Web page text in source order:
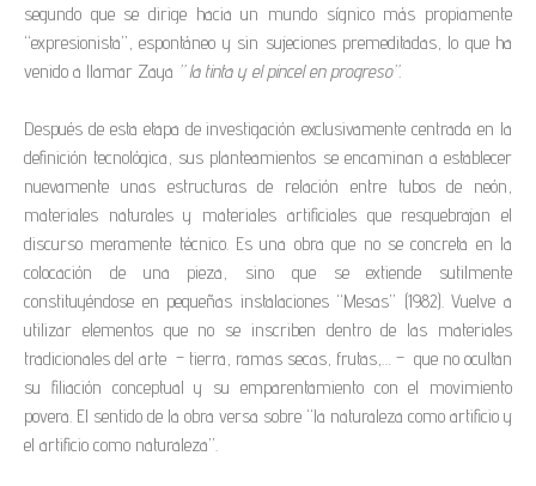
segundo que se dirige hacia un mundo sígnico más propiamente
“expresionista”, espontáneo y sin sujeciones premeditadas, lo que ha
venido a llamar Zaya ” la tinta y el pincel en progreso”.
Después de esta etapa de investigación exclusivamente centrada en la
definición tecnológica, sus planteamientos se encaminan a establecer
nuevamente unas estructuras de relación entre tubos de neón,
materiales naturales y materiales artificiales que resquebrajan el
discurso meramente técnico. Es una obra que no se concreta en la
colocación de una pieza, sino que se extiende sutilmente
constituyéndose en pequeñas instalaciones “Mesas” (1982). Vuelve a
utilizar elementos que no se inscriben dentro de las materiales
tradicionales del arte – tierra, ramas secas, frutas,… – que no ocultan
su filiación conceptual y su emparentamiento con el movimiento
povera. El sentido de la obra versa sobre “la naturaleza como artificio y
el artificio como naturaleza”.